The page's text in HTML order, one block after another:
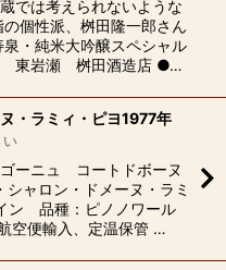
では考えられないような
個性派、桝田隆一郎さん
・純米大吟醸スペシャル
東岩瀬 桝田酒造店 ●…
・ラミィ・ピヨ1977年
い
ーニュ コートドボーヌ
ャロン・ドメーヌ・ラミ
ン 品種：ピノノワール
便輸入、定温保管 …